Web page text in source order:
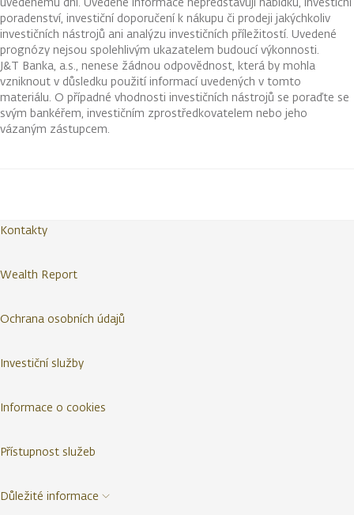
poradenství, investiční doporučení k nákupu či prodeji jakýchkoliv
investičních nástrojů ani analýzu investičních příležitostí. Uvedené
prognózy nejsou spolehlivým ukazatelem budoucí výkonnosti.
J&T Banka, a.s., nenese žádnou odpovědnost, která by mohla
vzniknout v důsledku použití informací uvedených v tomto
materiálu. O případné vhodnosti investičních nástrojů se poraďte se
svým bankéřem, investičním zprostředkovatelem nebo jeho
vázaným zástupcem.
Kontakty
Wealth Report
Ochrana osobních údajů
Investiční služby
Informace o cookies
Přístupnost služeb
Důležité informace